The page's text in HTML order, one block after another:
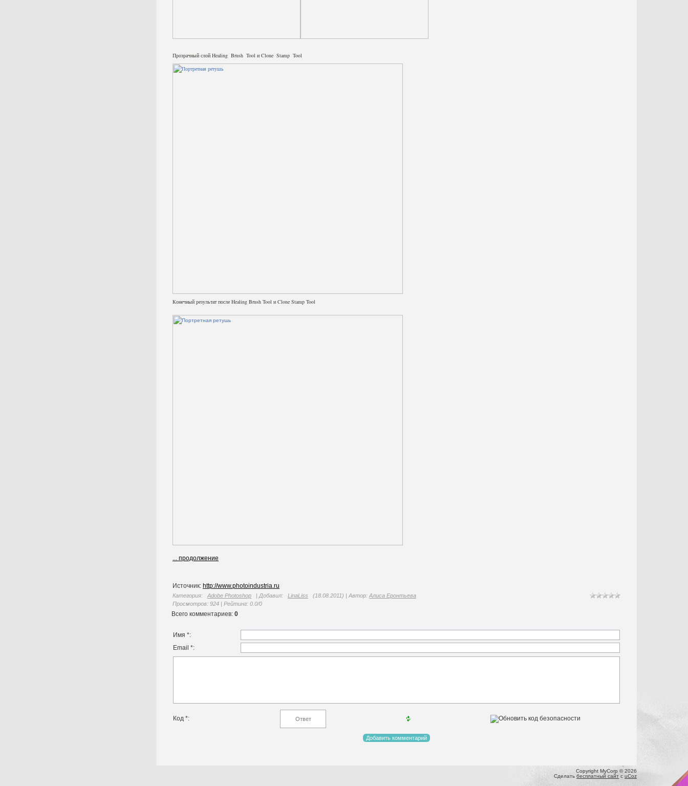
Прозрачный слой Healing Brush Tool и Clone Stamp Tool
Конечный результат после Healing Brush Tool и Clone Stamp Tool
... продолжение
Источник: http://www.photoindustria.ru
Категория: Adobe Photoshop | Добавил: LinaLiss (18.08.2011) | Автор: Алиса Еронтьева
Просмотров: 924 | Рейтинг: 0.0/0
Всего комментариев: 0
Имя *:
Email *:
Код *:
Copyright MyCorp © 2026
Сделать бесплатный сайт с uCoz